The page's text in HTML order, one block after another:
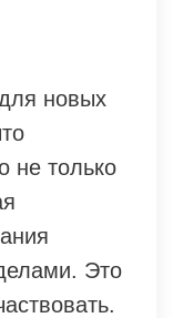
новых
не только
Это